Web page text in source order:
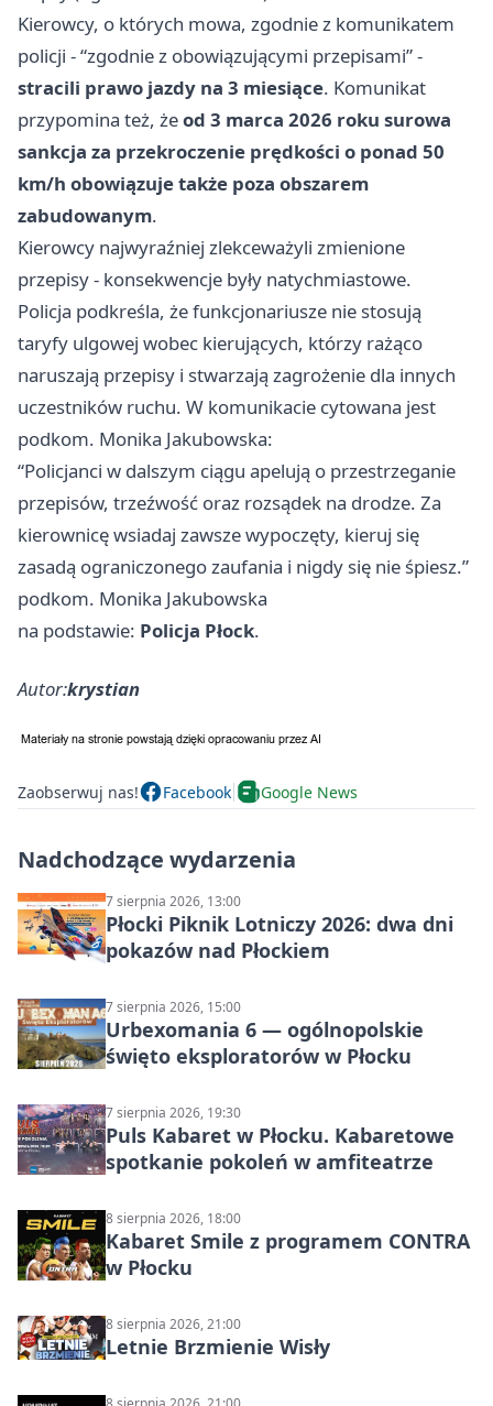
Kierowcy, o których mowa, zgodnie z komunikatem
policji - “zgodnie z obowiązującymi przepisami” -
stracili prawo jazdy na 3 miesiące. Komunikat
przypomina też, żeod 3 marca 2026 roku surowa
sankcja za przekroczenie prędkości o ponad 50
km/h obowiązuje także poza obszarem
zabudowanym.
Kierowcy najwyraźniej zlekceważyli zmienione
przepisy - konsekwencje były natychmiastowe.
Policja podkreśla, że funkcjonariusze nie stosują
taryfy ulgowej wobec kierujących, którzy rażąco
naruszają przepisy i stwarzają zagrożenie dla innych
uczestników ruchu. W komunikacie cytowana jest
podkom. Monika Jakubowska:
“Policjanci w dalszym ciągu apelują o przestrzeganie
przepisów, trzeźwość oraz rozsądek na drodze. Za
kierownicę wsiadaj zawsze wypoczęty, kieruj się
zasadą ograniczonego zaufania i nigdy się nie śpiesz.”
podkom. Monika Jakubowska
na podstawie: Policja Płock.
Autor:krystian
Zaobserwuj nas! Facebook Google News
Nadchodzące wydarzenia
7 sierpnia 2026, 13:00
Płocki Piknik Lotniczy 2026: dwa dni
pokazów nad Płockiem
7 sierpnia 2026, 15:00
Urbexomania 6 — ogólnopolskie
święto eksploratorów w Płocku
7 sierpnia 2026, 19:30
Puls Kabaret w Płocku. Kabaretowe
spotkanie pokoleń w amfiteatrze
8 sierpnia 2026, 18:00
Kabaret Smile z programem CONTRA
w Płocku
8 sierpnia 2026, 21:00
Letnie Brzmienie Wisły